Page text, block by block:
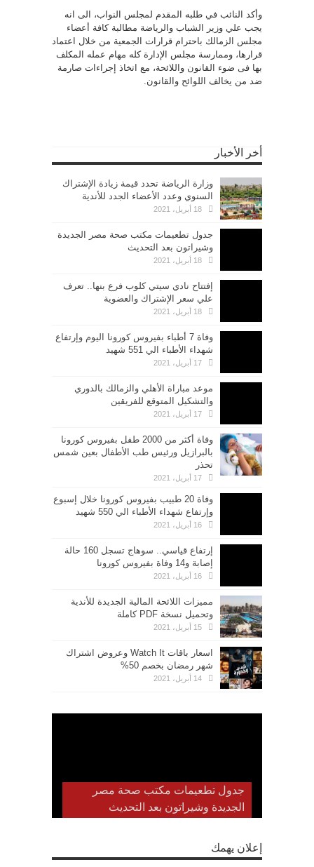
وأكد النائب في طلبه المقدم لمجلس النواب، الى انه
يجب علي وزير الشباب والرياضة مطالبة كافة أعضاء
مجلس الزمالك باحترام قرارات الجمعية من خلال اعتماد
قرارها، وممارسة مجلس الإدارة كله مهام عمله المكلف
بها فى ضوء القانون واللائحة، مع اتخاذ إجراءات صارمة
ضد من يخالف اللوائح والقانون.
أخر الأخبار
وزارة الرياضة تحدد قيمة زيادة الإشتراك
السنوي وعدد الأعضاء الجدد للأندية
18 أبريل، 2021
جدول تطعيمات مكتب صحة مصر الجديدة
وشيراتون بعد التحديث
18 أبريل، 2021
إفتتاح نادي سيتي كلوب فرع بنها.. تعرف
علي سعر الإشتراك والعضوية
18 أبريل، 2021
وفاة 7 أطباء بفيروس كورونا اليوم وإرتفاع
شهداء الأطباء الي 551 شهيد
17 أبريل، 2021
موعد مباراة الأهلي والزمالك بالدوري
والتشكيل المتوقع للفريقين
17 أبريل، 2021
وفاة أكثر من 2000 طفل بفيروس كورونا
بالبرازيل ورئيس طب الأطفال بعين شمس
تحذر
17 أبريل، 2021
وفاة 20 طبيب بفيروس كورونا خلال إسبوع
وإرتفاع شهداء الأطباء الي 550 شهيد
16 أبريل، 2021
إرتفاع قياسي.. سوهاج تسجل 160 حالة
إصابة و14 وفاة بفيروس كورونا
16 أبريل، 2021
مميزات اللائحة المالية الجديدة للأندية
وتحميل نسخة PDF كاملة
15 أبريل، 2021
اسعار باقات Watch It وعروض اشتراك
شهر رمضان بخصم 50%
14 أبريل، 2021
جدول تطعيمات مكتب صحة مصر
الجديدة وشيراتون بعد التحديث
إعلان يهمك